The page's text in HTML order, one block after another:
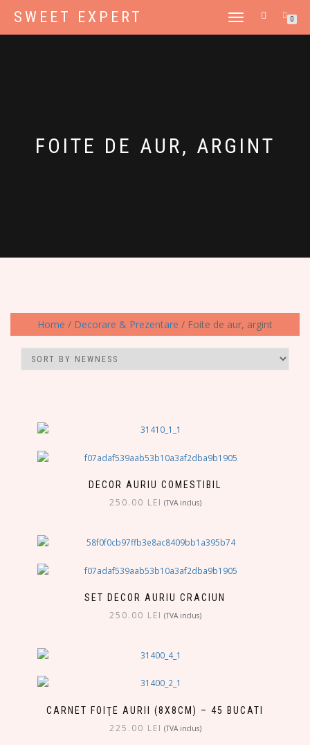
SWEET EXPERT
TOGGLE
0
FOITE DE AUR, ARGINT
Home / Decorare & Prezentare / Foite de aur, argint
DECOR AURIU COMESTIBIL
250.00 LEI (TVA inclus)
SET DECOR AURIU CRACIUN
250.00 LEI (TVA inclus)
CARNET FOIŢE AURII (8X8CM) – 45 BUCATI
225.00 LEI (TVA inclus)